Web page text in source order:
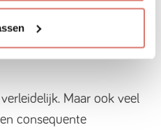
Maar ook veel
consequente